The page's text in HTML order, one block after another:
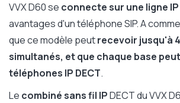
VVX D60 se connecte sur une ligne IP
avantages d'un téléphone SIP. A
que ce modèle peutrecevoir jusqu'à
simultanés, et que chaque base
téléphones IP DECT.
Le combiné sans fil IPDECT du VVX